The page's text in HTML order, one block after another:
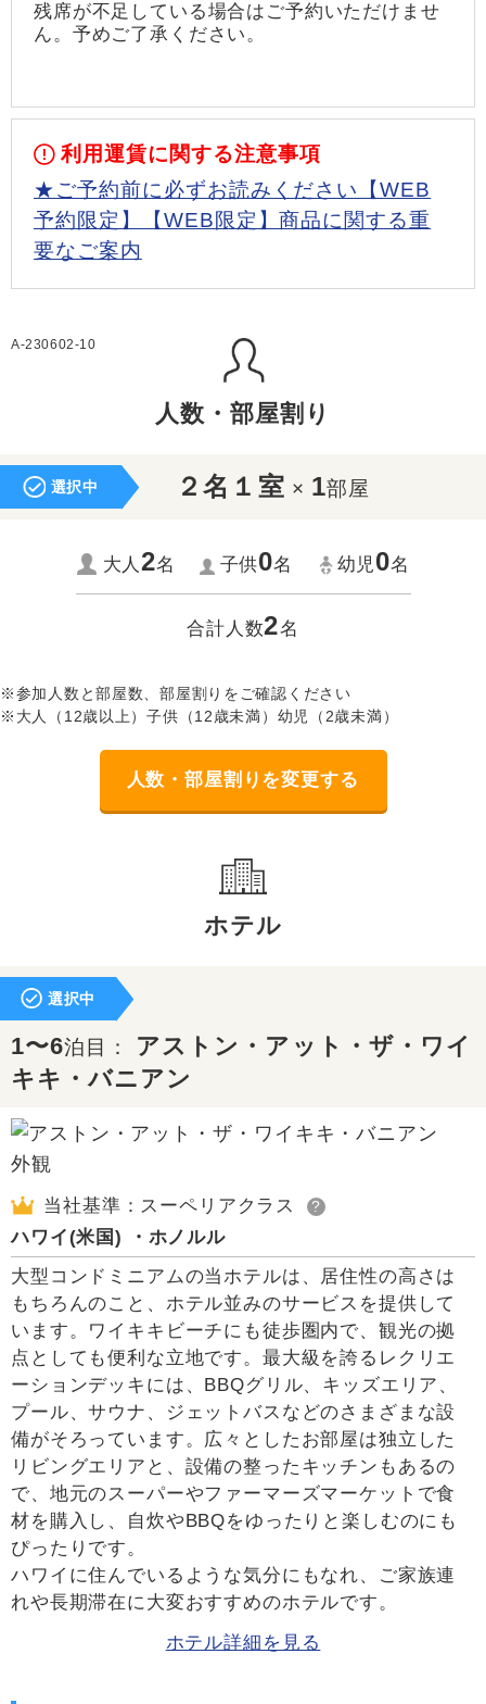
残席が不足している場合はご予約いただけませ
ん。予めご了承ください。
利用運賃に関する注意事項
★ご予約前に必ずお読みください【WEB
予約限定】【WEB限定】商品に関する重
要なご案内
A-230602-10
人数・部屋割り
選択中 ２名１室 × 1部屋
大人2名 子供0名 幼児0名
合計人数2名
※参加人数と部屋数、部屋割りをご確認ください
※大人（12歳以上）子供（12歳未満）幼児（2歳未満）
人数・部屋割りを変更する
ホテル
選択中
1〜6泊目： アストン・アット・ザ・ワイ
キキ・バニアン
当社基準：スーペリアクラス ?
ハワイ(米国) ・ホノルル
大型コンドミニアムの当ホテルは、居住性の高さは
もちろんのこと、ホテル並みのサービスを提供して
います。ワイキキビーチにも徒歩圏内で、観光の拠
点としても便利な立地です。最大級を誇るレクリエ
ーションデッキには、BBQグリル、キッズエリア、
プール、サウナ、ジェットバスなどのさまざまな設
備がそろっています。広々としたお部屋は独立した
リビングエリアと、設備の整ったキッチンもあるの
で、地元のスーパーやファーマーズマーケットで食
材を購入し、自炊やBBQをゆったりと楽しむのにも
ぴったりです。
ハワイに住んでいるような気分にもなれ、ご家族連
れや長期滞在に大変おすすめのホテルです。
ホテル詳細を見る